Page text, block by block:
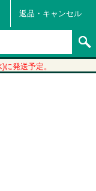
返品・キャンセル